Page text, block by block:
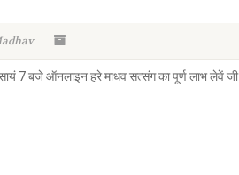
7 बजे ऑनलाइन हरे माधव सत्संग का पूर्ण लाभ लेवें जी